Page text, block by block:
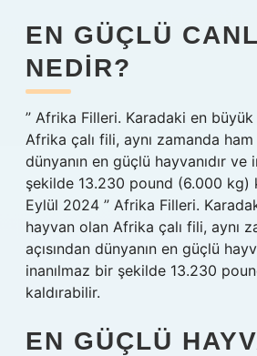
EN GÜÇLÜ
NEDIR?
” Afrika Filleri. Karadaki en
Afrika çalı fili, aynı zamanda ham
dünyanın en güçlü hayvanıdır ve
şekilde 13.230 pound (6.000 kg)
Eylül 2024 ” Afrika Filleri.
hayvan olan Afrika çalı fili, aynı
açısından dünyanın en güçlü
inanılmaz bir şekilde 13.230
kaldırabilir.
EN GÜÇLÜ